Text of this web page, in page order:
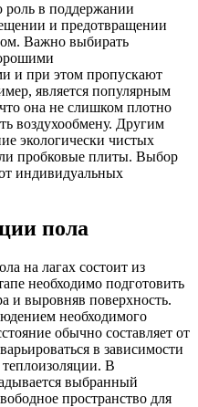
роль в поддержании
и предотвращении
Важно выбирать
и при этом пропускают
является популярным
она не слишком плотно
воздухообмену. Другим
экологически чистых
пробковые плиты. Выбор
индивидуальных
пола
на лагах состоит из
необходимо подготовить
и выровняв поверхность.
необходимого
обычно составляет от
в зависимости
В
выбранный
пространство для